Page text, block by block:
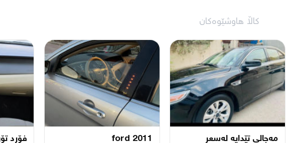
کاڵا هاوشێوەکان
مەجالی تێدایە لەسعر ford 2011 فۆرد